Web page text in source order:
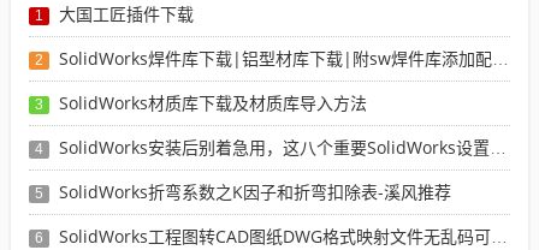
1 大国工匠插件下载
2 SolidWorks焊件库下载|铝型材库下载|附sw焊件库添加配置使用教程
3 SolidWorks材质库下载及材质库导入方法
4 SolidWorks安装后别着急用，这八个重要SolidWorks设置可以提高你的画图效率
5 SolidWorks折弯系数之K因子和折弯扣除表-溪风推荐
6 SolidWorks工程图转CAD图纸DWG格式映射文件无乱码可分层-溪风亲测推荐